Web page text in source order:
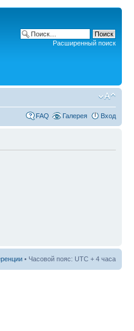
Расширенный поиск
FAQ Галерея Вход
• Часовой пояс: UTC + 4 часа